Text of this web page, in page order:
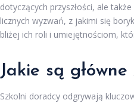
dotyczących przyszłości, ale
licznych wyzwań, z jakimi się
bliżej ich roli i umiejętnościom,
Jakie są
Szkolni doradcy odgrywają